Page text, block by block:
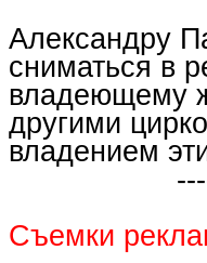
Александру
сниматься в
владеющему
другими
владением
Съемки